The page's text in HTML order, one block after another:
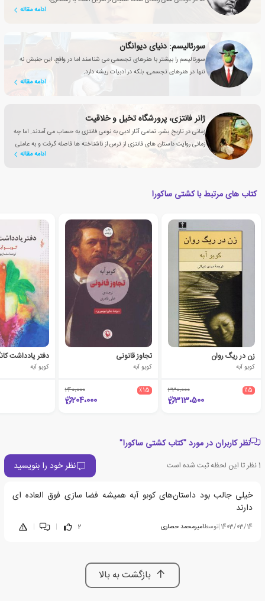
ادامه مقاله
سورئالیسم: دنیای دیوانگان
سورئالیسم را بیشتر با هنرهای تجسمی می شناسند اما در واقع، این جنبش نه
تنها در هنرهای تجسمی، بلکه در ادبیات ریشه دارد.
ادامه مقاله
ژانر فانتزی، پرورشگاه تخیل و خلاقیت
زمانی در تاریخ بشر، تمامی آثار ادبی به نوعی فانتزی به حساب می آمدند. اما چه
زمانی روایت داستان های فانتزی از ترس از ناشناخته ها فاصله گرفت و به عاملی
ادامه مقاله
کتاب های مرتبط با کشتی ساکورا
زن در ریگ روان
کوبو آبه
٪5 330،000
313،500
تجاوز قانونی
کوبو آبه
٪15 240،000
204،000
دفتر یادداشت
کوبو آبه
نظر کاربران در مورد "کتاب کشتی ساکورا"
1نظر تا این لحظه ثبت شده است نظر خود را بنویسید
خیلی جالب بود داستان‌های کوبو آبه همیشه فضا سازی فوق العاده ای
دارند
1403/03/14
|توسطامیرمحمد حصاری 2
|
|
بازگشت به بالا